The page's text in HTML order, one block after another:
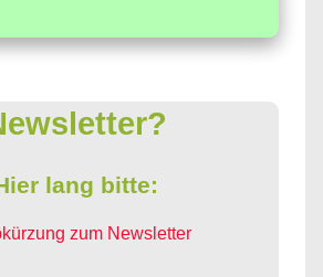
lang bitte:
zum Newsletter